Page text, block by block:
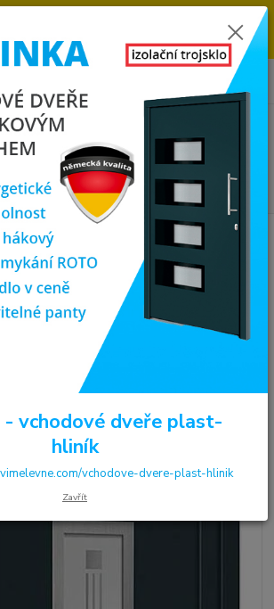
7 000 OKEN A DVEŘÍ SKLADEM U NÁS V
KLATOVECH.
0
0,00 Kč
SOFT vchodové plastové dveře Monako ,
plastové dveře
bílá, 110x210
- vchodové dveře plast-
hliník
vchodove-dvere-plast-hlinik
Zavřít